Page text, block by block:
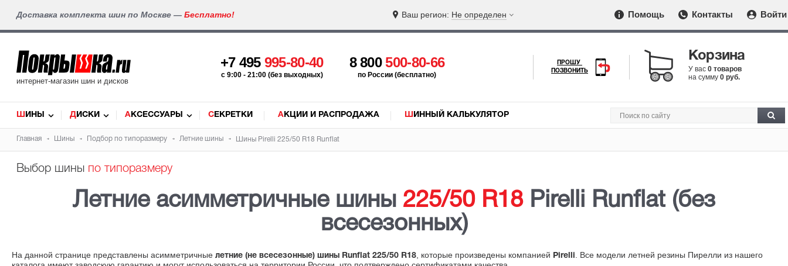
Доставка комплекта шин по Москве — Бесплатно! Ваш регион: Не определен Помощь Контакты Войти
интернет-магазин шин и дисков
+7 495 995-80-40
c 9:00 - 21:00 (без выходных)
8 800500-80-66
по России (бесплатно)
ПРОШУ
ПОЗВОНИТЬ
Корзина
У вас 0 товаров
на сумму 0 руб.
ШИНЫ ДИСКИ АКСЕССУАРЫ СЕКРЕТКИ АКЦИИ И РАСПРОДАЖА ШИННЫЙ КАЛЬКУЛЯТОР
Главная Шины Подбор по типоразмеру Летние шины Шины Pirelli 225/50 R18 Runflat
Выбор шины по типоразмеру
Летние асимметричные шины 225/50 R18Pirelli Runflat (без
всесезонных)
На данной странице представлены асимметричные летние (не всесезонные) шины Runflat 225/50 R18 , которые произведены компанией Pirelli
. Все модели летней резины Пирелли из нашего